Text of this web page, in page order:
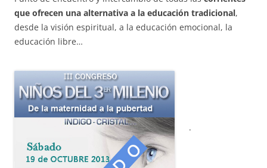
que ofrecen una alternativa a la educación tradicional,
desde la visión espiritual, a la educación emocional, la
educación libre…
.